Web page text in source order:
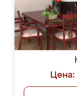
Цена: